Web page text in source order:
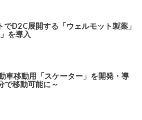
D2C展開する「ウェルモット製薬」
を導入
車移動用「スケーター」を開発・導
で移動可能に～